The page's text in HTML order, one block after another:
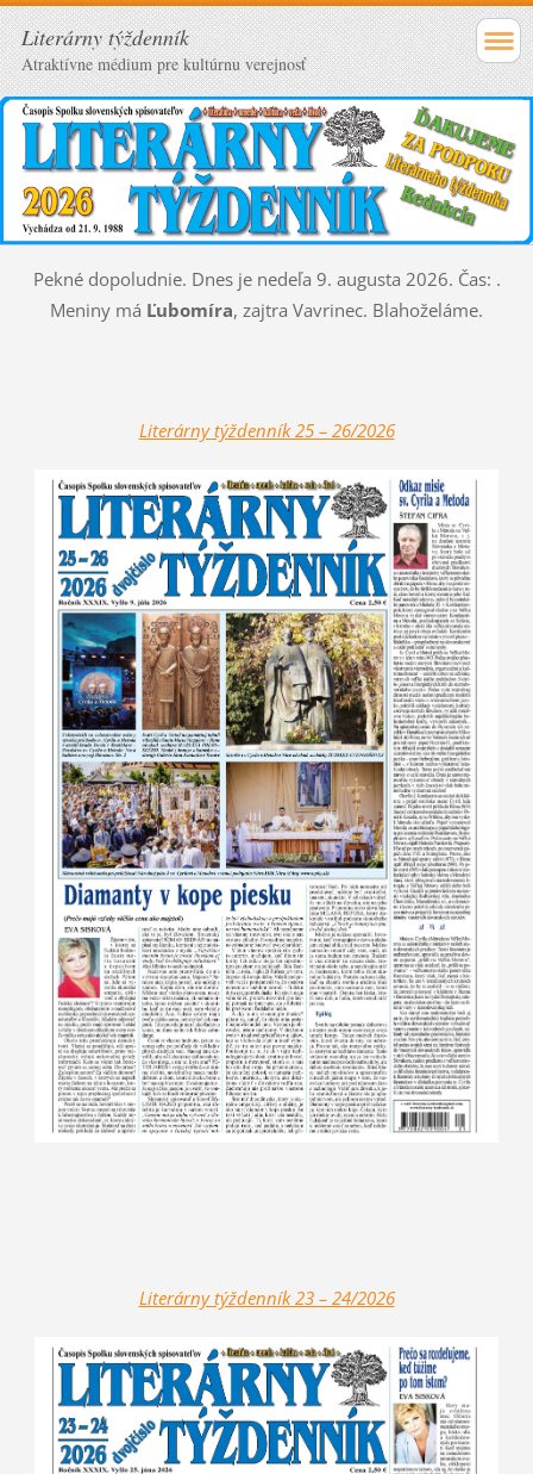
Literárny týždenník
Atraktívne médium pre kultúrnu verejnosť
Pekné dopoludnie. Dnes je nedeľa 9. augusta 2026. Čas: .
Meniny má Ľubomíra, zajtra Vavrinec. Blahoželáme.
Literárny týždenník 25 – 26/2026
Literárny týždenník 23 – 24/2026